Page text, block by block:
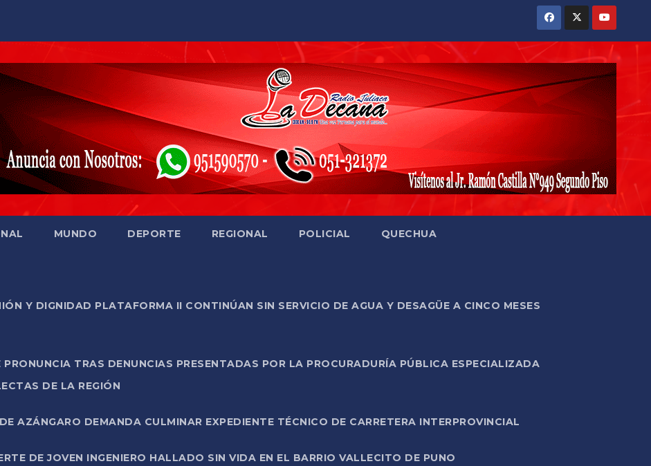
MUNDO DEPORTE REGIONAL POLICIAL QUECHUA
Y DIGNIDAD PLATAFORMA II CONTINÚAN SIN SERVICIO DE AGUA Y DESAGÜE A CINCO MESES
PRONUNCIA TRAS DENUNCIAS PRESENTADAS POR LA PROCURADURÍA PÚBLICA ESPECIALIZADA
DE LA REGIÓN
AZÁNGARO DEMANDA CULMINAR EXPEDIENTE TÉCNICO DE CARRETERA INTERPROVINCIAL
DE JOVEN INGENIERO HALLADO SIN VIDA EN EL BARRIO VALLECITO DE PUNO